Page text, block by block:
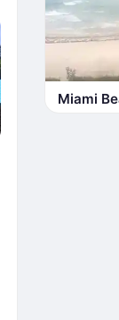
Miami